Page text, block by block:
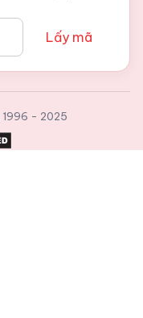
Lấy mã
1996 - 2025